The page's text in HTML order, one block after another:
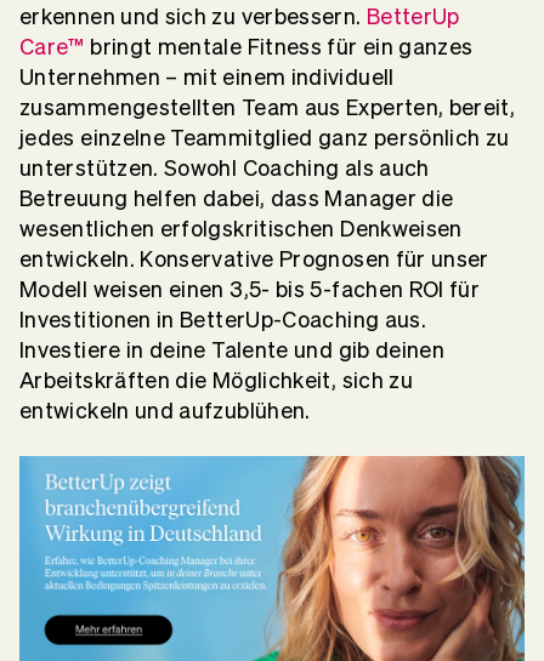
erkennen und sich zu verbessern. BetterUp
Care™ bringt mentale Fitness für ein ganzes
Unternehmen – mit einem individuell
zusammengestellten Team aus Experten, bereit,
jedes einzelne Teammitglied ganz persönlich zu
unterstützen. Sowohl Coaching als auch
Betreuung helfen dabei, dass Manager die
wesentlichen erfolgskritischen Denkweisen
entwickeln. Konservative Prognosen für unser
Modell weisen einen 3,5- bis 5-fachen ROI für
Investitionen in BetterUp-Coaching aus.
Investiere in deine Talente und gib deinen
Arbeitskräften die Möglichkeit, sich zu
entwickeln und aufzublühen.